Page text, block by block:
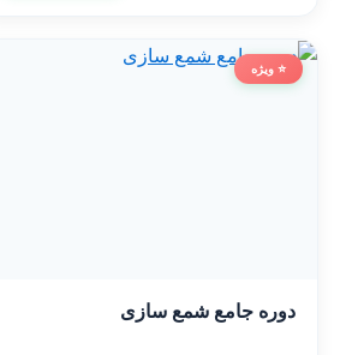
⭐ ویژه
دوره جامع شمع سازی